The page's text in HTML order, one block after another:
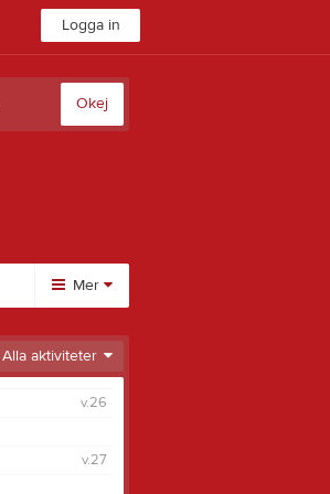
Logga in
Okej
Mer
Alla aktiviteter
v.26
v.27